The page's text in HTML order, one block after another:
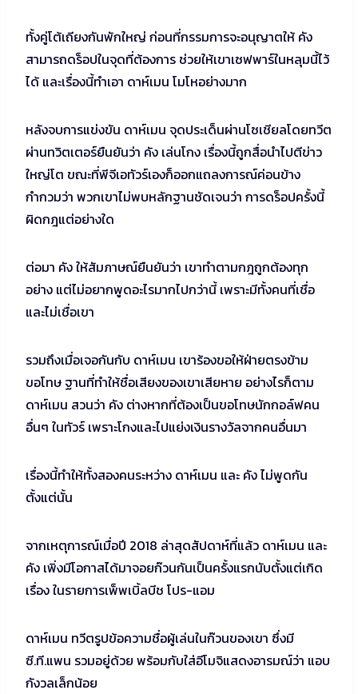
ทั้งคู่โต้เถียงกันพักใหญ่ ก่อนที่กรรมการจะอนุญาตให้ คัง
สามารถดร็อปในจุดที่ต้องการ ช่วยให้เขาเซฟพาร์ในหลุมนี้ไว้
ได้ และเรื่องนี้ทำเอา ดาห์เมน โมโหอย่างมาก
หลังจบการแข่งขัน ดาห์เมน จุดประเด็นผ่านโซเชียลโดยทวีต
ผ่านทวิตเตอร์ยืนยันว่า คัง เล่นโกง เรื่องนี้ถูกสื่อนำไปตีข่าว
ใหญ่โต ขณะที่พีจีเอทัวร์เองก็ออกแถลงการณ์ค่อนข้าง
กำกวมว่า พวกเขาไม่พบหลักฐานชัดเจนว่า การดร็อปครั้งนี้
ผิดกฎแต่อย่างใด
ต่อมา คัง ให้สัมภาษณ์ยืนยันว่า เขาทำตามกฎถูกต้องทุก
อย่าง แต่ไม่อยากพูดอะไรมากไปกว่านี้ เพราะมีทั้งคนที่เชื่อ
และไม่เชื่อเขา
รวมถึงเมื่อเจอกันกับ ดาห์เมน เขาร้องขอให้ฝ่ายตรงข้าม
ขอโทษ ฐานที่ทำให้ชื่อเสียงของเขาเสียหาย อย่างไรก็ตาม
ดาห์เมน สวนว่า คัง ต่างหากที่ต้องเป็นขอโทษนักกอล์ฟคน
อื่นๆ ในทัวร์ เพราะโกงและไปแย่งเงินรางวัลจากคนอื่นมา
เรื่องนี้ทำให้ทั้งสองคนระหว่าง ดาห์เมน และ คัง ไม่พูดกัน
ตั้งแต่นั้น
จากเหตุการณ์เมื่อปี 2018 ล่าสุดสัปดาห์ที่แล้ว ดาห์เมน และ
คัง เพิ่งมีโอกาสได้มาจอยก๊วนกันเป็นครั้งแรกนับตั้งแต่เกิด
เรื่อง ในรายการเพ็พเบิ้ลบีช โปร-แอม
ดาห์เมน ทวีตรูปข้อความชื่อผู้เล่นในก๊วนของเขา ซึ่งมี
ซี.ที.แพน รวมอยู่ด้วย พร้อมกับใส่อีโมจิแสดงอารมณ์ว่า แอบ
กังวลเล็กน้อย